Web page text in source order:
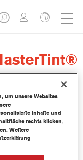
EFX
Centari MasterTint ist
um unsere Websites
Inhalte und
rechts klicken,
Weitere